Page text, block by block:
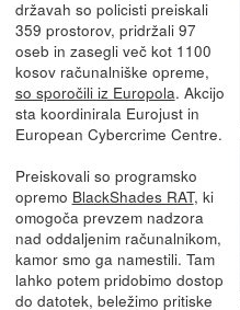
državah so policisti preiskali
359 prostorov, pridržali 97
oseb in zasegli več kot 1100
kosov računalniške opreme,
so sporočili iz Europola. Akcijo
sta koordinirala Eurojust in
European Cybercrime Centre.
Preiskovali so programsko
opremo BlackShades RAT, ki
omogoča prevzem nadzora
nad oddaljenim računalnikom,
kamor smo ga namestili. Tam
lahko potem pridobimo dostop
do datotek, beležimo pritiske